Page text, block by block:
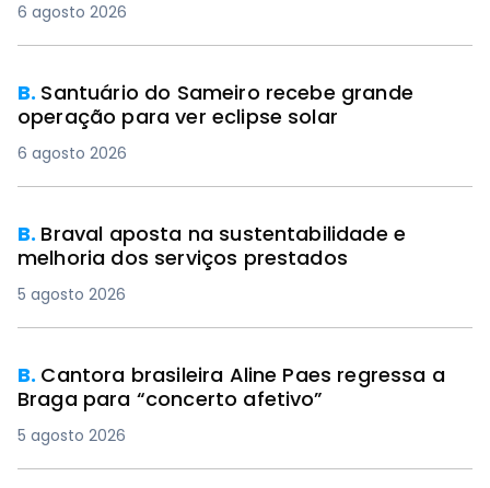
6 agosto 2026
B. Santuário do Sameiro recebe grande
operação para ver eclipse solar
6 agosto 2026
B. Braval aposta na sustentabilidade e
melhoria dos serviços prestados
5 agosto 2026
B. Cantora brasileira Aline Paes regressa a
Braga para “concerto afetivo”
5 agosto 2026